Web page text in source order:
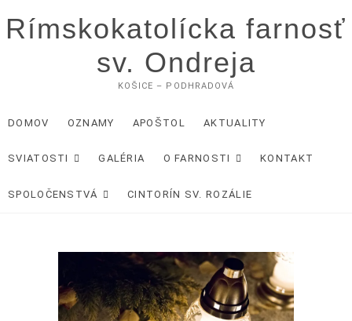
to
content
Rímskokatolícka farnosť
sv. Ondreja
KOŠICE – PODHRADOVÁ
DOMOV OZNAMY APOŠTOL AKTUALITY
SVIATOSTI GALÉRIA O FARNOSTI KONTAKT
SPOLOČENSTVÁ CINTORÍN SV. ROZÁLIE